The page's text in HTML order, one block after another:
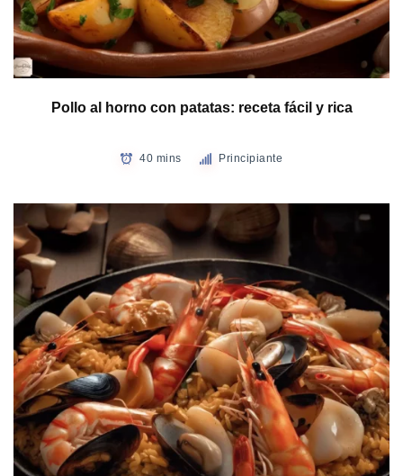
Pollo al horno con patatas: receta fácil y rica
40 mins Principiante